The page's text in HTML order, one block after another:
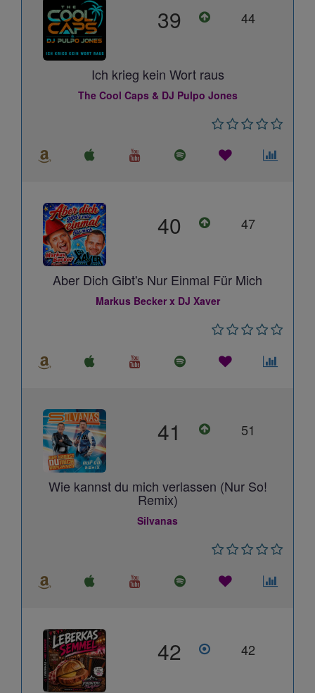
39 44
Ich krieg kein Wort raus
The Cool Caps & DJ Pulpo Jones
40 47
Aber Dich Gibt's Nur Einmal Für Mich
Markus Becker x DJ Xaver
41 51
Wie kannst du mich verlassen (Nur So!
Remix)
Silvanas
42 42